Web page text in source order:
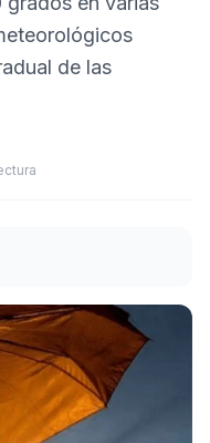
de las